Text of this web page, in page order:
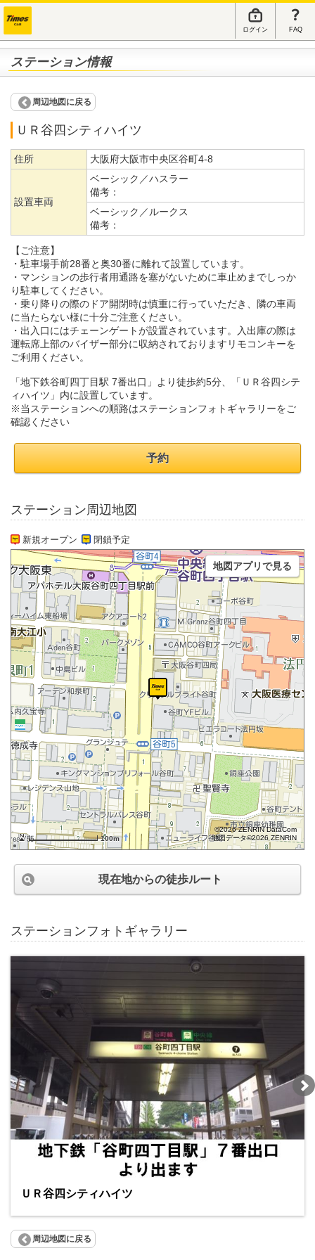
ログイン FAQ
ステーション情報
周辺地図に戻る
ＵＲ谷四シティハイツ
住所 大阪府大阪市中央区谷町4-8
設置車両
ベーシック／ハスラー
備考：
ベーシック／ルークス
備考：
【ご注意】
・駐車場手前28番と奥30番に離れて設置しています。
・マンションの歩行者用通路を塞がないために車止めまでしっか
り駐車してください。
・乗り降りの際のドア開閉時は慎重に行っていただき、隣の車両
に当たらない様に十分ご注意ください。
・出入口にはチェーンゲートが設置されています。入出庫の際は
運転席上部のバイザー部分に収納されておりますリモコンキーを
ご利用ください。
「地下鉄谷町四丁目駅 7番出口」より徒歩約5分、「ＵＲ谷四シテ
ィハイツ」内に設置しています。
※当ステーションへの順路はステーションフォトギャラリーをご
確認ください
予約
ステーション周辺地図
新規オープン 閉鎖予定
100m
©2026 ZENRIN DataCom
地図データ©2026 ZENRIN
地図アプリで見る
現在地からの徒歩ルート
ステーションフォトギャラリー
ＵＲ谷四シティハイツ
周辺地図に戻る